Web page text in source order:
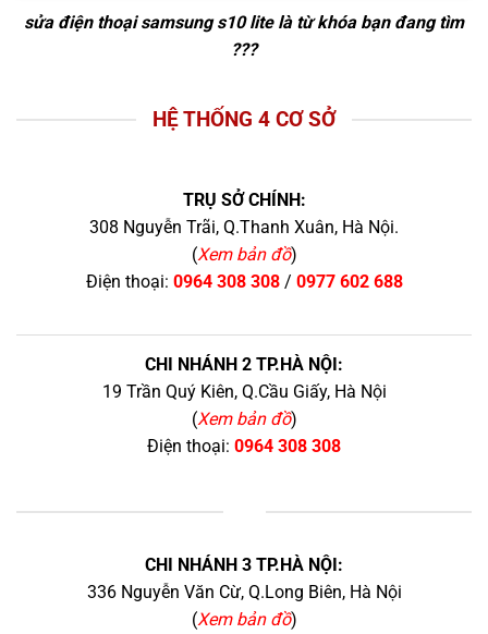
sửa điện thoại samsung s10 litelà từ khóa bạn đang tìm
???
HỆ THỐNG 4 CƠ SỞ
TRỤ SỞ CHÍNH:
308 Nguyễn Trãi, Q.Thanh Xuân, Hà Nội.
(Xem bản đồ)
Điện thoại: 0964 308 308/ 0977 602 688
CHI NHÁNH 2 TP.HÀ NỘI:
19 Trần Quý Kiên, Q.Cầu Giấy, Hà Nội
(Xem bản đồ)
Điện thoại: 0964 308 308
CHI NHÁNH 3 TP.HÀ NỘI:
336 Nguyễn Văn Cừ, Q.Long Biên, Hà Nội
(Xem bản đồ)